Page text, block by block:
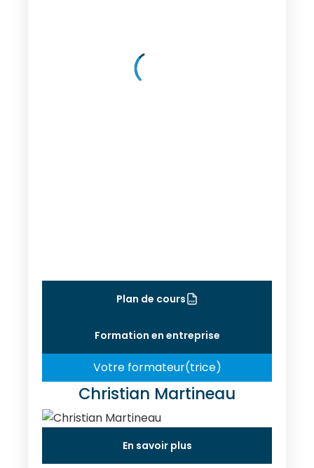
Plan de cours PDF
Formation en entreprise
Votre formateur(trice)
Christian Martineau
En savoir plus